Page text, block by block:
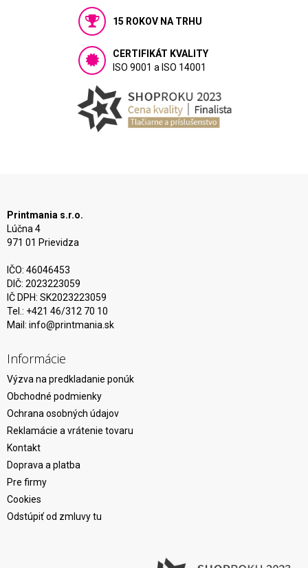
15 ROKOV NA TRHU
CERTIFIKÁT KVALITY
ISO 9001 a ISO 14001
Printmania s.r.o.
Lúčna 4
971 01 Prievidza
IČO: 46046453
DIČ: 2023223059
IČ DPH: SK2023223059
Tel.: +421 46/312 70 10
Mail: info@printmania.sk
Informácie
Výzva na predkladanie ponúk
Obchodné podmienky
Ochrana osobných údajov
Reklamácie a vrátenie tovaru
Kontakt
Doprava a platba
Pre firmy
Cookies
Odstúpiť od zmluvy tu